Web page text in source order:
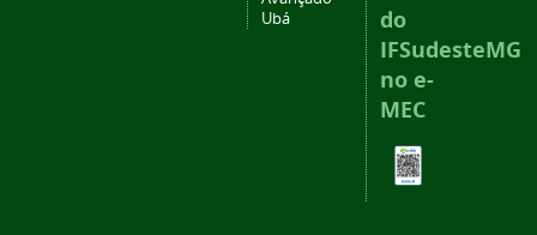
Ubá
do
IFSudesteMG
no e-
MEC